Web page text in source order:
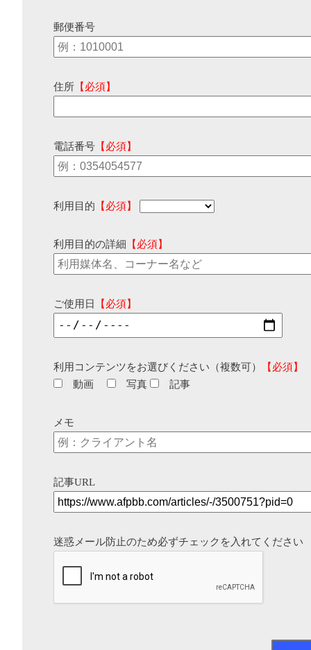
郵便番号
住所 【必須】
電話番号 【必須】
利用目的 【必須】
利用目的の詳細 【必須】
ご使用日 【必須】
利用コンテンツをお選びください（複数可）
【必須】
動画
写真 記事
メモ
記事URL
迷惑メール防止のため必ずチェックを入れてください